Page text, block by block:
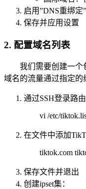
启用”DNS重绑定
保存并应用设置
2. 配置域名列表
我们需要创建一个
域名的流量通过指定的
通过SSH登录路
vi /etc/
在文件中添加
tiktok.com
保存文件并退出
创建ipset集：